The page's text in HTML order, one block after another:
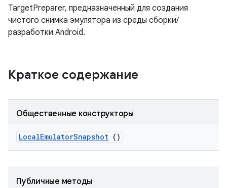
TargetPreparer, предназначенный для создания
чистого снимка эмулятора из среды сборки/
разработки Android.
Краткое содержание
Общественные конструкторы
LocalEmulatorSnapshot ()
Публичные методы